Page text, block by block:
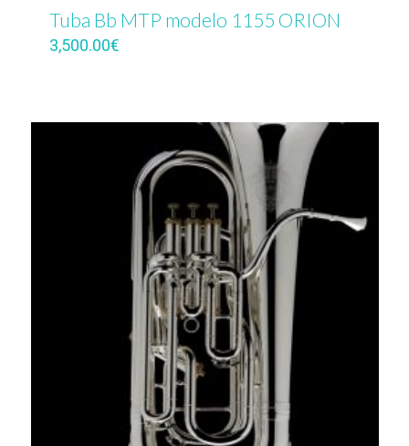
Tuba Bb MTP modelo 1155 ORION
3,500.00€